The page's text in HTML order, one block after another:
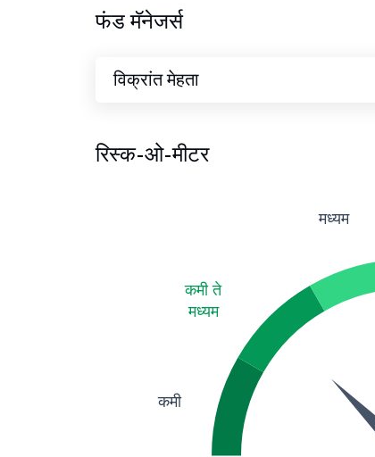
फंड मॅनेजर्स
विक्रांत मेहता
रिस्क-ओ-मीटर
कमी
कमी ते
मध्यम
मध्यम